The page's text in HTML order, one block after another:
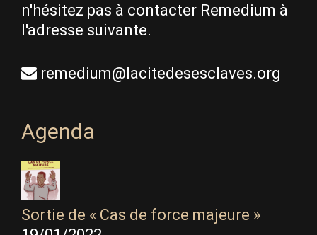
n'hésitez pas à contacter Remedium à
l'adresse suivante.
remedium@lacitedesesclaves.org
Agenda
Sortie de « Cas de force majeure »